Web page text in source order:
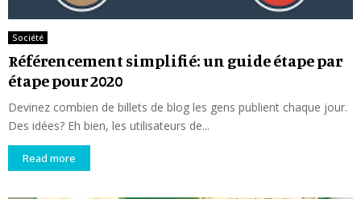
Société
Référencement simplifié: un guide étape par
étape pour 2020
Devinez combien de billets de blog les gens publient chaque jour.
Des idées? Eh bien, les utilisateurs de...
Read more